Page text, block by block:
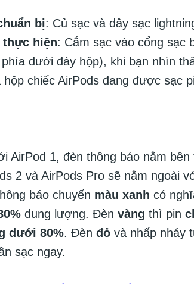
bị: Củ sạc và dây sạc
thực hiện: Cắm sạc vào cổng sạc
dưới đáy hộp), khi bạn nhìn
hộp chiếc AirPods đang được sạc
AirPod 1, đèn thông báo nằm
2 và AirPods Pro sẽ nằm ngoài
báo chuyển màu xanh có
dung lượng. Đèn vàng thì pin
dưới 80%. Đèn đỏ và nhấp nháy
sạc ngay.